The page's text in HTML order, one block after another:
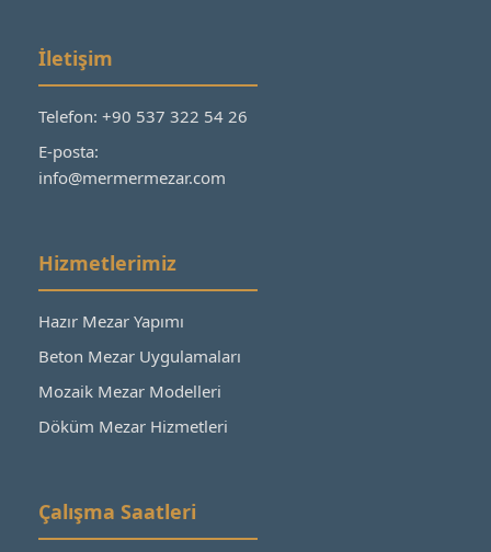
İletişim
Telefon: +90 537 322 54 26
E-posta:
info@mermermezar.com
Hizmetlerimiz
Hazır Mezar Yapımı
Beton Mezar Uygulamaları
Mozaik Mezar Modelleri
Döküm Mezar Hizmetleri
Çalışma Saatleri